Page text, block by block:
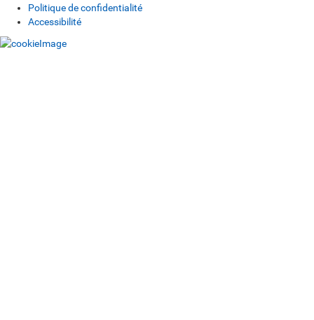
Politique de confidentialité
Accessibilité